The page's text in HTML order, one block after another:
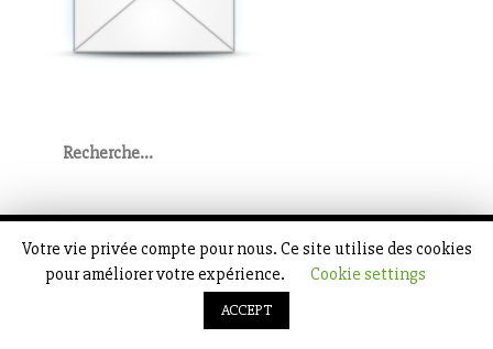
ACCUEIL
Votre vie privée compte pour nous. Ce site utilise des cookies
pour améliorer votre expérience.
Cookie settings
ACCEPT